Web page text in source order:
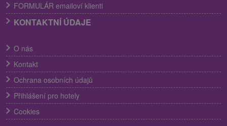
FORMULÁR emailoví klienti
KONTAKTNÍ ÚDAJE
O nás
Kontakt
Ochrana osobních údajů
Přihlášení pro hotely
Cookies